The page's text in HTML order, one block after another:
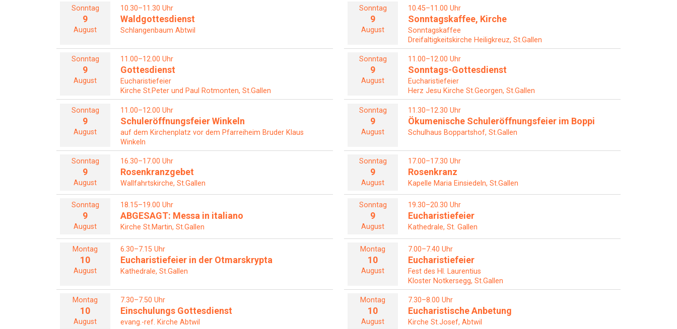
Sonntag
9
August
10.30–11.30 Uhr
Waldgottesdienst
Schlangenbaum Abtwil
Sonntag
9
August
10.45–11.00 Uhr
Sonntagskaffee, Kirche
Sonntagskaffee
Dreifaltigkeitskirche Heiligkreuz, St.Gallen
Sonntag
9
August
11.00–12.00 Uhr
Gottesdienst
Eucharistiefeier
Kirche St.Peter und Paul Rotmonten, St.Gallen
Sonntag
9
August
11.00–12.00 Uhr
Sonntags-Gottesdienst
Eucharistiefeier
Herz Jesu Kirche St.Georgen, St.Gallen
Sonntag
9
August
11.00–12.00 Uhr
Schuleröffnungsfeier Winkeln
auf dem Kirchenplatz vor dem Pfarreiheim Bruder Klaus
Winkeln
Sonntag
9
August
11.30–12.30 Uhr
Ökumenische Schuleröffnungsfeier im Boppi
Schulhaus Boppartshof, St.Gallen
Sonntag
9
August
16.30–17.00 Uhr
Rosenkranzgebet
Wallfahrtskirche, St.Gallen
Sonntag
9
August
17.00–17.30 Uhr
Rosenkranz
Kapelle Maria Einsiedeln, St.Gallen
Sonntag
9
August
18.15–19.00 Uhr
ABGESAGT: Messa in italiano
Kirche St.Martin, St.Gallen
Sonntag
9
August
19.30–20.30 Uhr
Eucharistiefeier
Kathedrale, St. Gallen
Montag
10
August
6.30–7.15 Uhr
Eucharistiefeier in der Otmarskrypta
Kathedrale, St.Gallen
Montag
10
August
7.00–7.40 Uhr
Eucharistiefeier
Fest des Hl. Laurentius
Kloster Notkersegg, St.Gallen
Montag
10
August
7.30–7.50 Uhr
Einschulungs Gottesdienst
evang.-ref. Kirche Abtwil
Montag
10
August
7.30–8.00 Uhr
Eucharistische Anbetung
Kirche St.Josef, Abtwil